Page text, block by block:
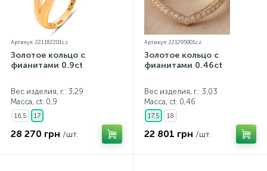
Артикул: 221182201cz
Золотое кольцо с
фианитами 0.9ct
Вес изделия, г.: 3,29
Масса, ct: 0,9
16,5 17
28 270 грн /шт.
Артикул: 221295901cz
Золотое кольцо с
фианитами 0.46ct
Вес изделия, г.: 3,03
Масса, ct: 0,46
17,5 18
22 801 грн /шт.